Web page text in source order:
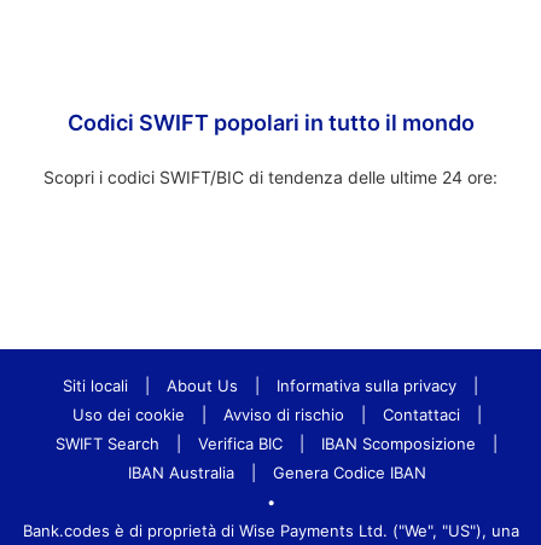
Codici SWIFT popolari in tutto il mondo
Scopri i codici SWIFT/BIC di tendenza delle ultime 24 ore:
Siti locali About Us Informativa sulla privacy
Uso dei cookie
Avviso di rischio Contattaci
SWIFT Search
Verifica BIC IBAN Scomposizione
IBAN Australia
Genera Codice IBAN
•
Bank.codes è di proprietà di Wise Payments Ltd. ("We", "US"), una